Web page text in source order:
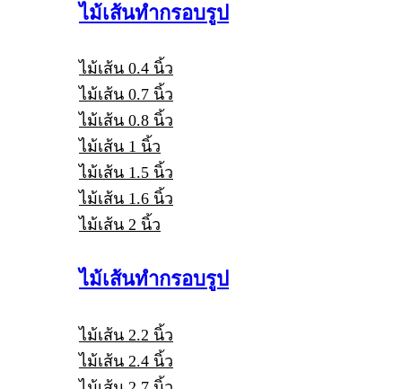
ไม้เส้นทำกรอบรูป
ไม้เส้น 0.4 นิ้ว
ไม้เส้น 0.7 นิ้ว
ไม้เส้น 0.8 นิ้ว
ไม้เส้น 1 นิ้ว
ไม้เส้น 1.5 นิ้ว
ไม้เส้น 1.6 นิ้ว
ไม้เส้น 2 นิ้ว
ไม้เส้นทำกรอบรูป
ไม้เส้น 2.2 นิ้ว
ไม้เส้น 2.4 นิ้ว